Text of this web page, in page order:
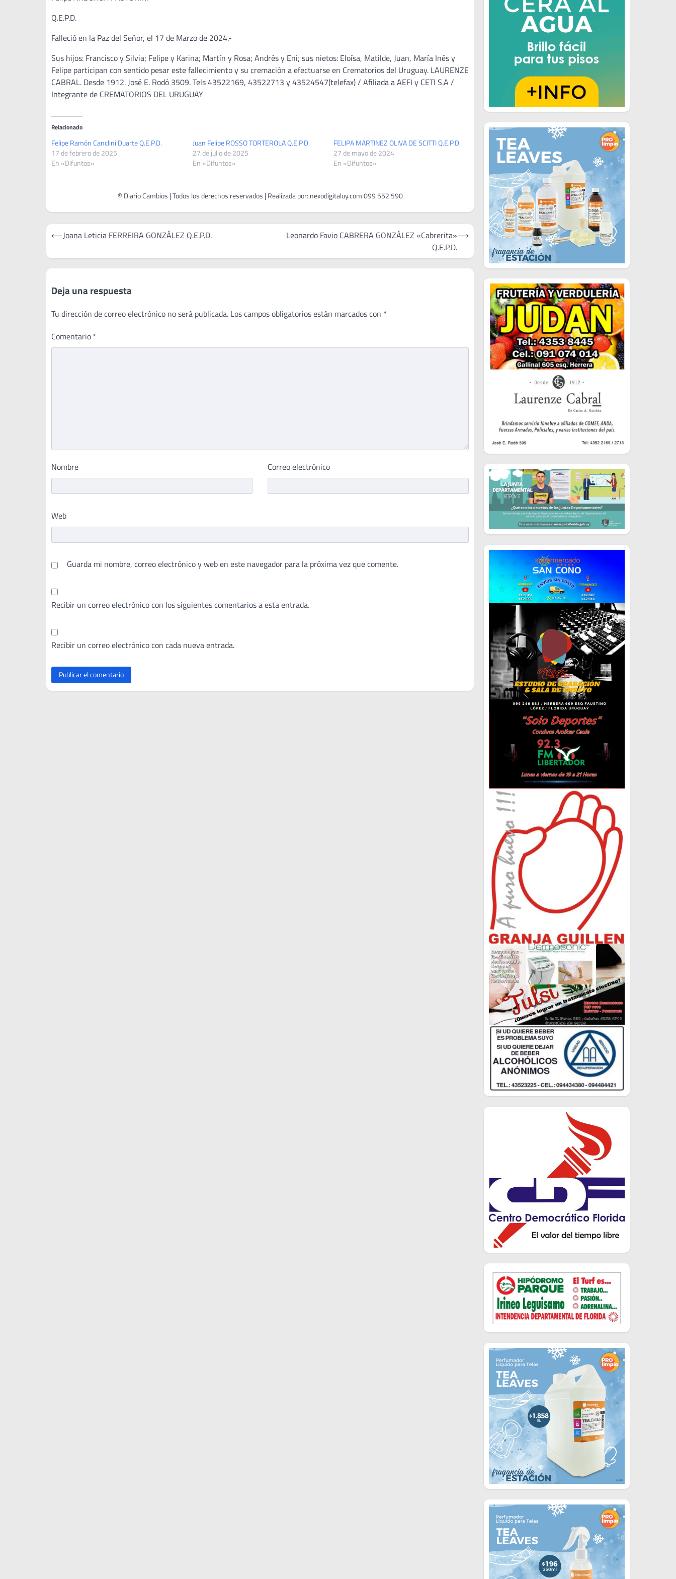
Q.E.P.D.
Falleció en la Paz del Señor, el 17 de Marzo de 2024.-
Sus hijos: Francisco y Silvia; Felipe y Karina; Martín y Rosa; Andrés y Eni; sus nietos: Eloísa, Matilde, Juan, María Inés y
Felipe participan con sentido pesar este fallecimiento y su cremación a efectuarse en Crematorios del Uruguay. LAURENZE
CABRAL. Desde 1912. José E. Rodó 3509. Tels 43522169, 43522713 y 43524547(telefax) / Afiliada a AEFI y CETI S.A /
Integrante de CREMATORIOS DEL URUGUAY
Relacionado
Felipe Ramón Canclini Duarte Q.E.P.D.
17 de febrero de 2025
En «Difuntos»
Juan Felipe ROSSO TORTEROLA Q.E.P.D.
27 de julio de 2025
En «Difuntos»
FELIPA MARTINEZ OLIVA DE SCITTI Q.E.P.D.
27 de mayo de 2024
En «Difuntos»
Navegación
entradas
⟵Joana Leticia FERREIRA GONZÁLEZ Q.E.P.D.
Leonardo Favio CABRERA GONZÁLEZ «Cabrerita»
Q.E.P.D.
⟶
Deja una respuesta
Tu dirección de correo electrónico no será publicada. Los campos obligatorios están marcados con *
Comentario *
Nombre Correo electrónico
Web
Guarda mi nombre, correo electrónico y web en este navegador para la próxima vez que comente.
Recibir un correo electrónico con los siguientes comentarios a esta entrada.
Recibir un correo electrónico con cada nueva entrada.